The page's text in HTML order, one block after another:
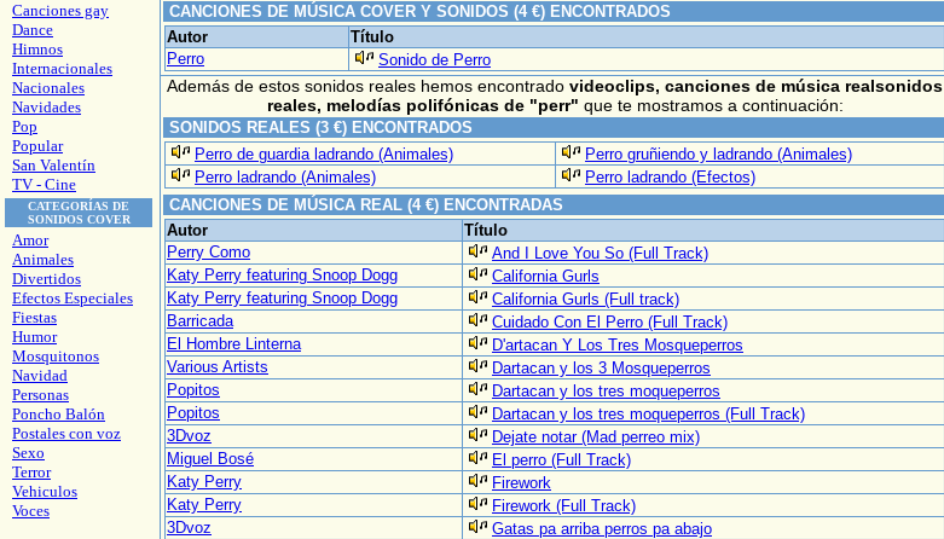
Canciones gay
Dance
Himnos
Internacionales
Nacionales
Navidades
Pop
Popular
San Valentín
TV - Cine
CATEGORÍAS DE
SONIDOS COVER
Amor
Animales
Divertidos
Efectos Especiales
Fiestas
Humor
Mosquitonos
Navidad
Personas
Poncho Balón
Postales con voz
Sexo
Terror
Vehiculos
Voces
CANCIONES DE MÚSICA COVER Y SONIDOS (4 €) ENCONTRADOS
Autor
Título
Perro
Sonido de Perro
Además de estos sonidos reales hemos encontrado videoclips, canciones de música realsonidos
reales, melodías polifónicas de"perr" que te mostramos a continuación:
SONIDOS REALES (3 €) ENCONTRADOS
Perro de guardia ladrando (Animales)
Perro gruñiendo y ladrando (Animales)
Perro ladrando (Animales)
Perro ladrando (Efectos)
CANCIONES DE MÚSICA REAL (4 €) ENCONTRADAS
Autor
Título
Perry Como
And I Love You So (Full Track)
Katy Perry featuring Snoop Dogg
California Gurls
Katy Perry featuring Snoop Dogg
California Gurls (Full track)
Barricada
Cuidado Con El Perro (Full Track)
El Hombre Linterna
D'artacan Y Los Tres Mosqueperros
Various Artists
Dartacan y los 3 Mosqueperros
Popitos
Dartacan y los tres moqueperros
Popitos
Dartacan y los tres moqueperros (Full Track)
3Dvoz
Dejate notar (Mad perreo mix)
Miguel Bosé
El perro (Full Track)
Katy Perry
Firework
Katy Perry
Firework (Full Track)
3Dvoz
Gatas pa arriba perros pa abajo